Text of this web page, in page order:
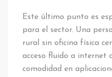
Este último punto es
para el sector. Una
rural sin oficina física
acceso fluido a internet
comodidad en